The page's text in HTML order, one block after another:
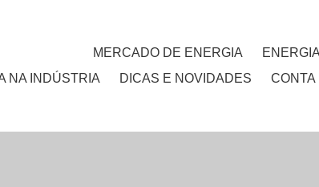
MERCADO DE ENERGIA
NA INDÚSTRIA
DICAS E NOVIDADES CONTA